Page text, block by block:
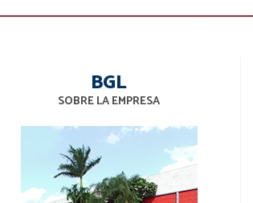
BGL
SOBRE LA EMPRESA